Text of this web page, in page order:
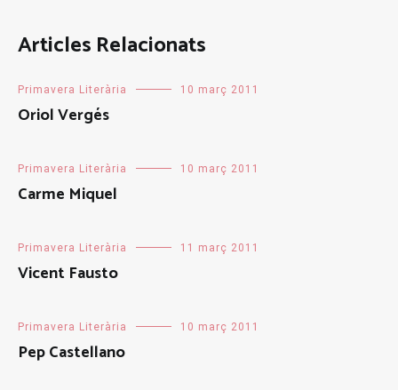
Articles Relacionats
Primavera Literària 10 març 2011
Oriol Vergés
Primavera Literària 10 març 2011
Carme Miquel
Primavera Literària 11 març 2011
Vicent Fausto
Primavera Literària 10 març 2011
Pep Castellano